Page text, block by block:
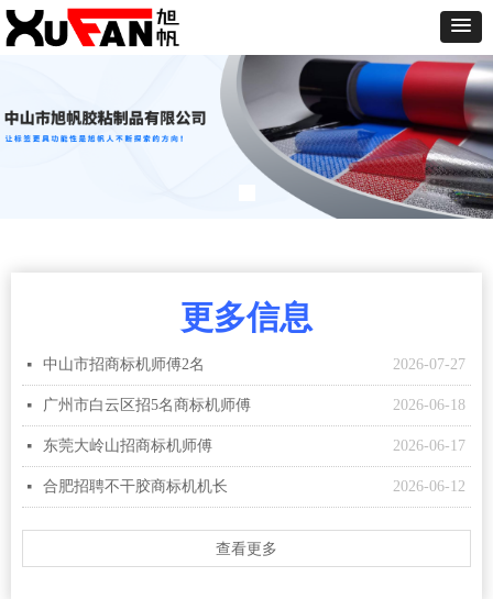
更多信息
2026-07-27
넷 中山市招商标机师傅2名
2026-06-18
넷 广州市白云区招5名商标机师傅
2026-06-17
넷 东莞大岭山招商标机师傅
2026-06-12
넷 合肥招聘不干胶商标机机长
查看更多